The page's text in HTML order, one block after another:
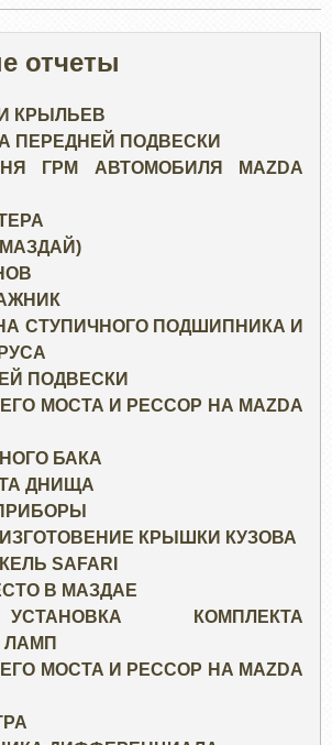
отчеты
КРЫЛЬЕВ
ПЕРЕДНЕЙ ПОДВЕСКИ
ГРМ АВТОМОБИЛЯ MAZDA
(МАЗДАЙ)
СТУПИЧНОГО ПОДШИПНИКА И
ПОДВЕСКИ
МОСТА И РЕССОР НА MAZDA
БАКА
ДНИЩА
ИЗГОТОВЕНИЕ КРЫШКИ КУЗОВА
SAFARI
В МАЗДАЕ
КОМПЛЕКТА
МОСТА И РЕССОР НА MAZDA